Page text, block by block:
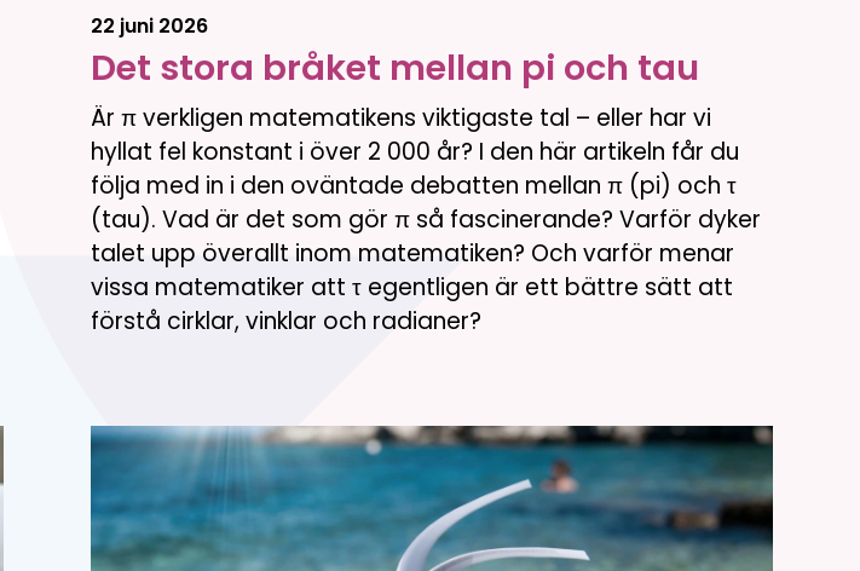
22 juni 2026
Det stora bråket mellan pi och tau
Är π verkligen matematikens viktigaste tal – eller har vi
hyllat fel konstant i över 2 000 år? I den här artikeln får du
följa med in i den oväntade debatten mellan π (pi) och τ
(tau). Vad är det som gör π så fascinerande? Varför dyker
talet upp överallt inom matematiken? Och varför menar
vissa matematiker att τ egentligen är ett bättre sätt att
förstå cirklar, vinklar och radianer?